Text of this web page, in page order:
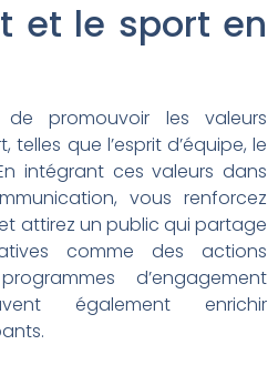
et le sport en
promouvoir les valeurs
que l’esprit d’équipe, le
intégrant ces valeurs dans
vous renforcez
attirez un public qui partage
comme des actions
d’engagement
également enrichir